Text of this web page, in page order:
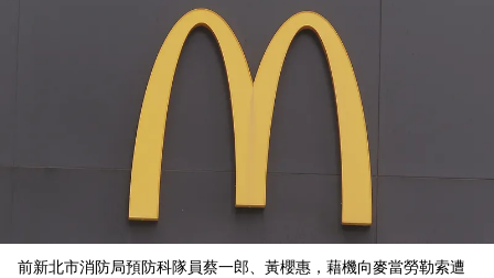
前新北市消防局預防科隊員蔡一郎、黃櫻惠，藉機向麥當勞勒索遭